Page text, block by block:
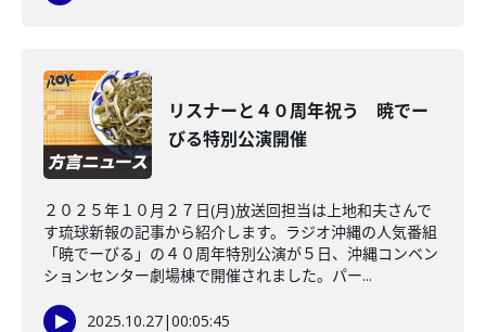
リスナーと４０周年祝う 暁でー
びる特別公演開催
２０２５年１０月２７日(月)放送回担当は上地和夫さんで
す琉球新報の記事から紹介します。ラジオ沖縄の人気番組
「暁でーびる」の４０周年特別公演が５日、沖縄コンベン
ションセンター劇場棟で開催されました。パー...
2025.10.27|00:05:45